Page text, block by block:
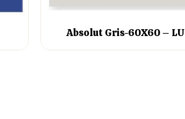
Absolut Gris-60X60 –